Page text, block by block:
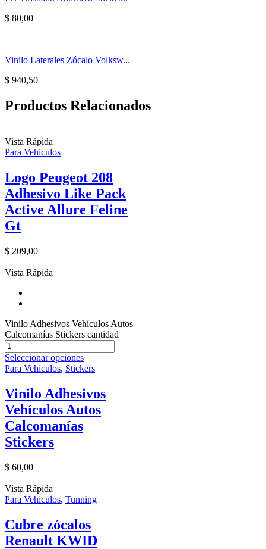
$ 80,00
Vinilo Laterales Zócalo Volksw...
$ 940,50
Productos Relacionados
Vista Rápida
Para Vehiculos
Logo Peugeot 208
Adhesivo Like Pack
Active Allure Feline
Gt
$ 209,00
Vista Rápida
Vinilo Adhesivos Vehículos Autos
Calcomanías Stickers cantidad
Seleccionar opciones
Para Vehiculos, Stickers
Vinilo Adhesivos
Vehículos Autos
Calcomanías
Stickers
$ 60,00
Vista Rápida
Para Vehiculos, Tunning
Cubre zócalos
Renault KWID